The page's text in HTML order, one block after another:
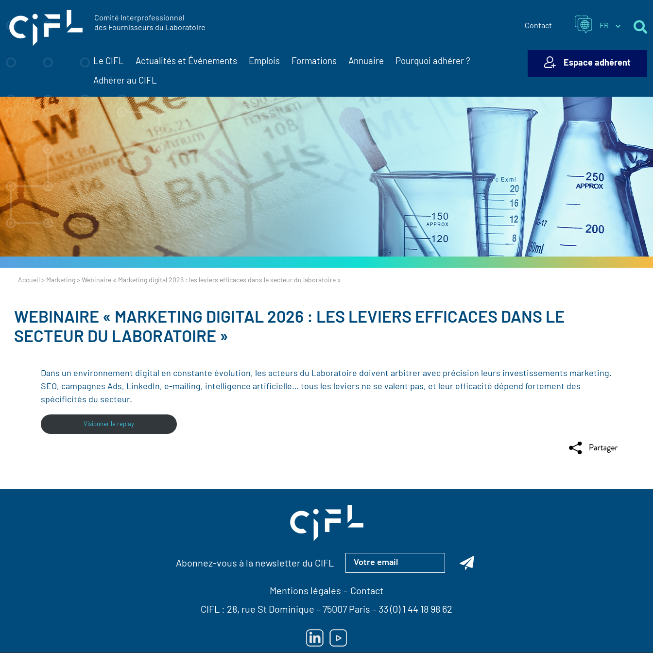
Comité Interprofessionnel
des Fournisseurs du Laboratoire
Contact
Le CIFL Actualités et Événements Emplois Formations Annuaire Pourquoi adhérer ?
Adhérer au CIFL
Espace adhérent
Accueil > Marketing > Webinaire « Marketing digital 2026 : les leviers efficaces dans le secteur du laboratoire »
WEBINAIRE « MARKETING DIGITAL 2026 : LES LEVIERS EFFICACES DANS LE
SECTEUR DU LABORATOIRE »
Dans un environnement digital en constante évolution, les acteurs du Laboratoire doivent arbitrer avec précision leurs investissements marketing.
SEO, campagnes Ads, LinkedIn, e-mailing, intelligence artificielle… tous les leviers ne se valent pas, et leur efficacité dépend fortement des
spécificités du secteur.
Visionner le replay
Abonnez-vous à la newsletter du CIFL
Mentions légales
Contact
CIFL : 28, rue St Dominique – 75007 Paris – 33 (0) 1 44 18 98 62